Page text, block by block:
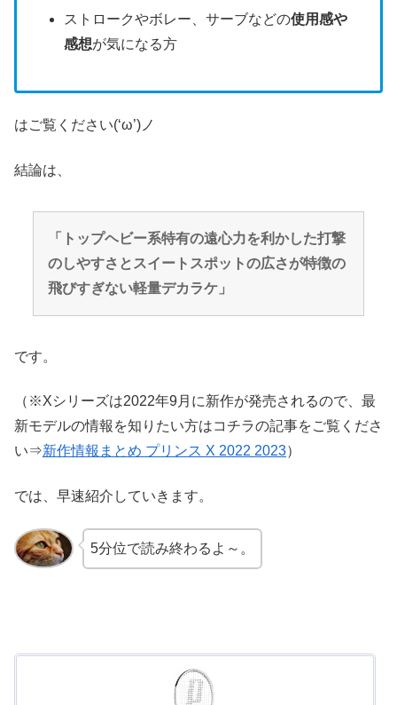
ストロークやボレー、サーブなどの使用感や
感想が気になる方
はご覧ください(‘ω’)ノ
結論は、
「トップヘビー系特有の遠心力を利かした打撃
のしやすさとスイートスポットの広さが特徴の
飛びすぎない軽量デカラケ」
です。
（※Xシリーズは2022年9月に新作が発売されるので、最
新モデルの情報を知りたい方はコチラの記事をご覧くださ
い⇒新作情報まとめ プリンス X 2022 2023）
では、早速紹介していきます。
5分位で読み終わるよ～。